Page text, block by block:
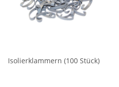
Isolierklammern (100 Stück)